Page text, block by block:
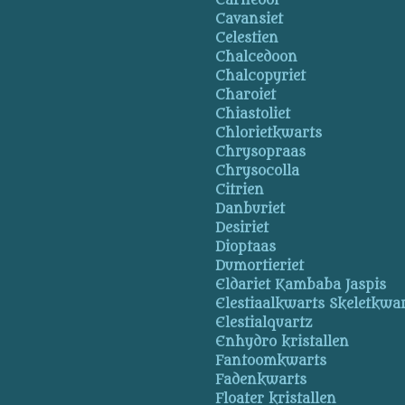
Cavansiet
Celestien
Chalcedoon
Chalcopyriet
Charoiet
Chiastoliet
Chlorietkwarts
Chrysopraas
Chrysocolla
Citrien
Danburiet
Desiriet
Dioptaas
Dumortieriet
Eldariet Kambaba Jaspis
Elestiaalkwarts
Elestialquartz
Enhydro kristallen
Fantoomkwarts
Fadenkwarts
Floater kristallen